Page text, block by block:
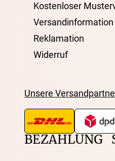
Kostenloser
Versandinformation
Reklamation
Widerruf
Unsere
BEZAHLUNG